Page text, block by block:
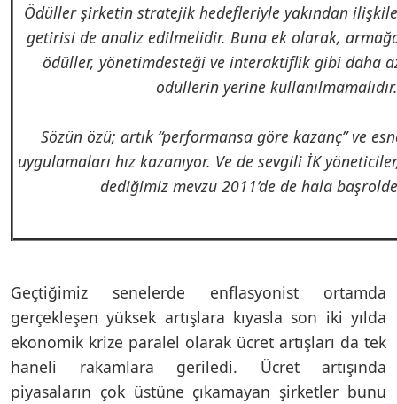
Ödüller şirketin stratejik hedefleriyle yakından
getirisi de analiz edilmelidir. Buna ek olarak,
ödüller, yönetimdesteği ve interaktiflik gibi daha
ödüllerin yerine kullanılmamalıdır.
Sözün özü; artık “performansa göre kazanç” ve
uygulamaları hız kazanıyor. Ve de sevgili İK
dediğimiz mevzu 2011’de de hala
Geçtiğimiz senelerde enflasyonist ortamda
gerçekleşen yüksek artışlara kıyasla son iki yılda
ekonomik krize paralel olarak ücret artışları da tek
haneli rakamlara geriledi. Ücret artışında
piyasaların çok üstüne çıkamayan şirketler bunu